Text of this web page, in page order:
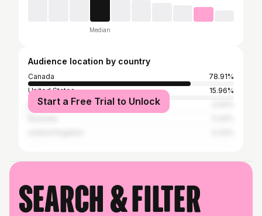
Median
Audience location by country
Canada
78.91%
United States
15.96%
Mexico
Start a Free Trial to Unlock
Search & filter